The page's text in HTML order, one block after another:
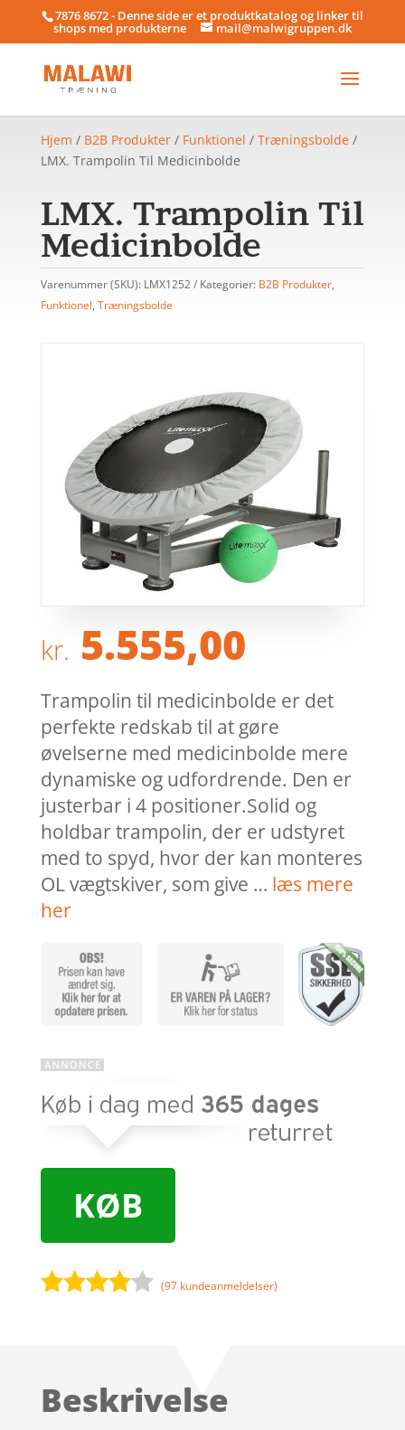
7876 8672 - Denne side er et produktkatalog og linker til
shops med produkterne mail@malwigruppen.dk
Hjem / B2B Produkter/ Funktionel / Træningsbolde/
LMX. Trampolin Til Medicinbolde
LMX. Trampolin Til
Medicinbolde
Varenummer (SKU): LMX1252 Kategorier: B2B Produkter,
Funktionel, Træningsbolde
kr. 5.555,00
Trampolin til medicinbolde er det
perfekte redskab til at gøre
øvelserne med medicinbolde mere
dynamiske og udfordrende. Den er
justerbar i 4 positioner.Solid og
holdbar trampolin, der er udstyret
med to spyd, hvor der kan monteres
OL vægtskiver, som give … læs mere
her
KØB
på
(97 kundeanmeldelser)
Beskrivelse